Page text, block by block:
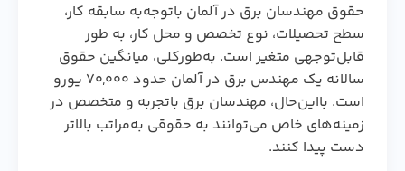
حقوق مهندسان برق در آلمان باتوجه‌به سابقه کار،
سطح تحصیلات، نوع تخصص و محل کار، به طور
قابل‌توجهی متغیر است. به‌طورکلی، میانگین حقوق
سالانه یک مهندس برق در آلمان حدود ۷۰,۰۰۰ یورو
است. بااین‌حال، مهندسان برق باتجربه و متخصص در
زمینه‌های خاص می‌توانند به حقوقی به‌مراتب بالاتر
دست پیدا کنند.